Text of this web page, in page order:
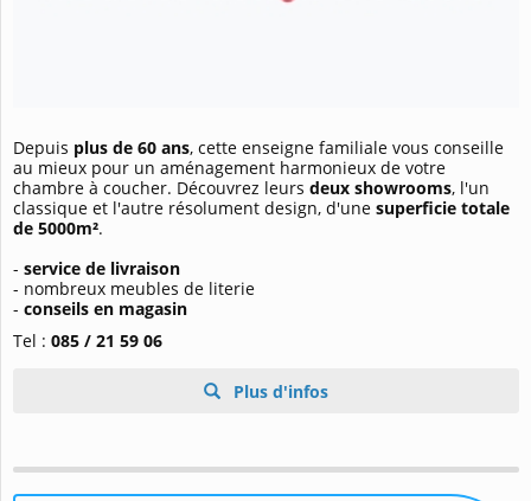
Depuis plus de 60 ans, cette enseigne familiale vous conseille
au mieux pour un aménagement harmonieux de votre
chambre à coucher. Découvrez leurs deux showrooms, l'un
classique et l'autre résolument design, d'une superficie totale
de 5000m².
- service de livraison
- nombreux meubles de literie
- conseils en magasin
Tel : 085 / 21 59 06
Plus d'infos